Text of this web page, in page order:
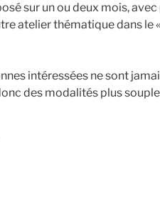
sur un ou deux mois,
atelier thématique dans le
intéressées ne sont
des modalités plus